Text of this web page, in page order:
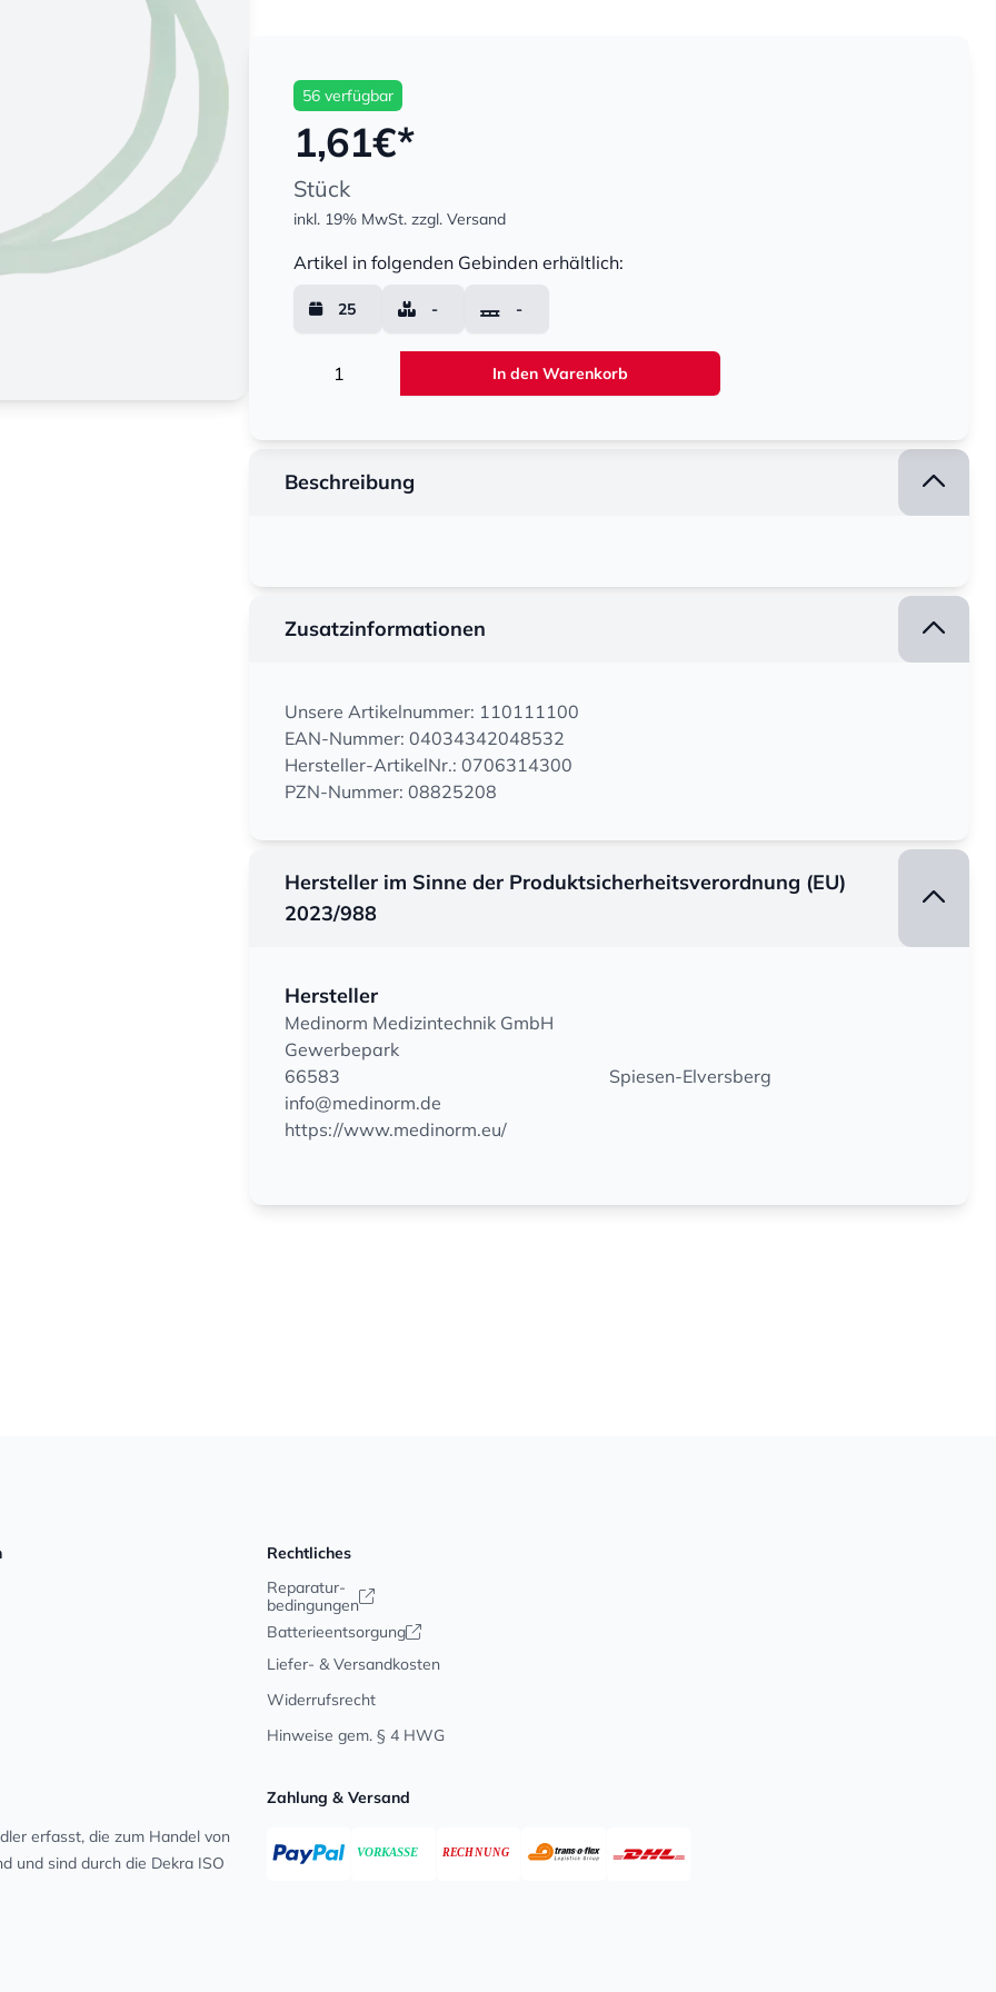
56 verfügbar
1,61€*
Stück
inkl. 19% MwSt. zzgl. Versand
Artikel in folgenden Gebinden erhältlich:
25 - -
In den Warenkorb
Beschreibung
Zusatzinformationen
Unsere Artikelnummer: 110111100
EAN-Nummer: 04034342048532
Hersteller-ArtikelNr.: 0706314300
PZN-Nummer: 08825208
Hersteller im Sinne der Produktsicherheitsverordnung (EU)
2023/988
Hersteller
Medinorm Medizintechnik GmbH
Gewerbepark
66583
Spiesen-Elversberg
info@medinorm.de
https://www.medinorm.eu/
Rechtliches
Reparatur-
bedingungen
Batterieentsorgung
Liefer- & Versandkosten
Widerrufsrecht
Hinweise gem. § 4 HWG
erfasst, die zum Handel von
und sind durch die Dekra ISO
Zahlung & Versand